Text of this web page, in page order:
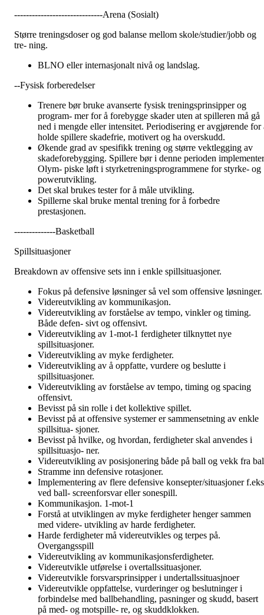
------------------------------Arena (Sosialt)
Større treningsdoser og god balanse mellom skole/studier/jobb og
tre- ning.
BLNO eller internasjonalt nivå og landslag.
--Fysisk forberedelser
Trenere bør bruke avanserte fysisk treningsprinsipper og
program- mer for å forebygge skader uten at spilleren må gå
ned i mengde eller intensitet. Periodisering er avgjørende for
holde spillere skadefrie, motivert og ha overskudd.
Økende grad av spesifikk trening og større vektlegging av
skadeforebygging. Spillere bør i denne perioden
Olym- piske løft i styrketreningsprogrammene for styrke- og
powerutvikling.
Det skal brukes tester for å måle utvikling.
Spillerne skal bruke mental trening for å forbedre
prestasjonen.
--------------Basketball
Spillsituasjoner
Breakdown av offensive sets inn i enkle spillsituasjoner.
Fokus på defensive løsninger så vel som offensive løsninger.
Videreutvikling av kommunikasjon.
Videreutvikling av forståelse av tempo, vinkler og timing.
Både defen- sivt og offensivt.
Videreutvikling av 1-mot-1 ferdigheter tilknyttet nye
spillsituasjoner.
Videreutvikling av myke ferdigheter.
Videreutvikling av å oppfatte, vurdere og beslutte i
spillsituasjoner.
Videreutvikling av forståelse av tempo, timing og spacing
offensivt.
Bevisst på sin rolle i det kollektive spillet.
Bevisst på at offensive systemer er sammensetning av enkle
spillsitua- sjoner.
Bevisst på hvilke, og hvordan, ferdigheter skal anvendes i
spillsituasjo- ner.
Videreutvikling av posisjonering både på ball og vekk fra
Stramme inn defensive rotasjoner.
Implementering av flere defensive konsepter/situasjoner
ved ball- screenforsvar eller sonespill.
Kommunikasjon. 1-mot-1
Forstå at utviklingen av myke ferdigheter henger sammen
med videre- utvikling av harde ferdigheter.
Harde ferdigheter må videreutvikles og terpes på.
Overgangsspill
Videreutvikling av kommunikasjonsferdigheter.
Videreutvikle utførelse i overtallssituasjoner.
Videreutvikle forsvarsprinsipper i undertallssituasjnoer
Videreutvikle oppfattelse, vurderinger og beslutninger i
forbindelse med ballbehandling, pasninger og skudd, basert
på med- og motspille- re, og skuddklokken.